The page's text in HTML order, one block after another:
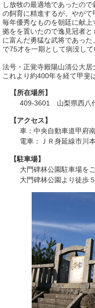
し放牧の最適地であったの
の飼育に精進するが、やが
毎年優秀なものを朝廷に献
拠をを置いたので逸見冠者
に富んだ勇猛な武将であっ
で75才を一期として病没して
法号・正覚寺殿陽山清公大居
これより約400年を経て甲斐
【所在場所】
409-3601 山梨県西八
【アクセス】
車：中央自動車道甲府
電車：ＪＲ身延線市川
【駐車場】
大門碑林公園駐車場を
大門碑林公園より徒歩